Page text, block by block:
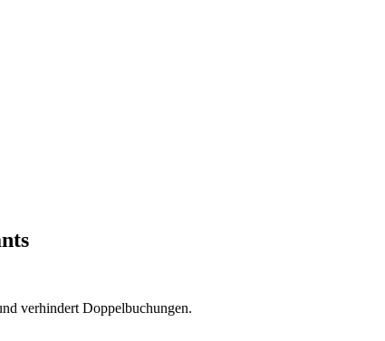
verhindert Doppelbuchungen.